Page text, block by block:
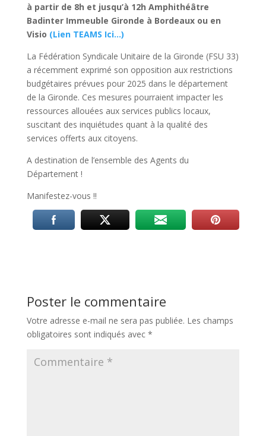
à partir de 8h et jusqu’à 12h Amphithéâtre
Badinter Immeuble Gironde à Bordeaux ou en
Visio (Lien TEAMS Ici…)
La Fédération Syndicale Unitaire de la Gironde (FSU 33)
a récemment exprimé son opposition aux restrictions
budgétaires prévues pour 2025 dans le département
de la Gironde. Ces mesures pourraient impacter les
ressources allouées aux services publics locaux,
suscitant des inquiétudes quant à la qualité des
services offerts aux citoyens.​
A destination de l’ensemble des Agents du
Département !
Manifestez-vous !!
Poster le commentaire
Votre adresse e-mail ne sera pas publiée. Les champs
obligatoires sont indiqués avec *